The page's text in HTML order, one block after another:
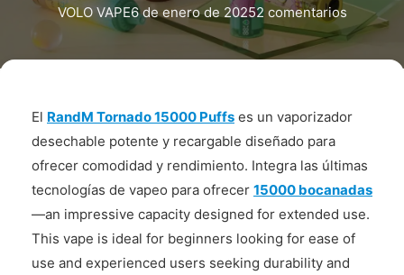
VOLO VAPE6 de enero de 20252 comentarios
El RandM Tornado 15000 Puffs es un vaporizador
desechable potente y recargable diseñado para
ofrecer comodidad y rendimiento. Integra las últimas
tecnologías de vapeo para ofrecer 15000 bocanadas
—an impressive capacity designed for extended use.
This vape is ideal for beginners looking for ease of
use and experienced users seeking durability and